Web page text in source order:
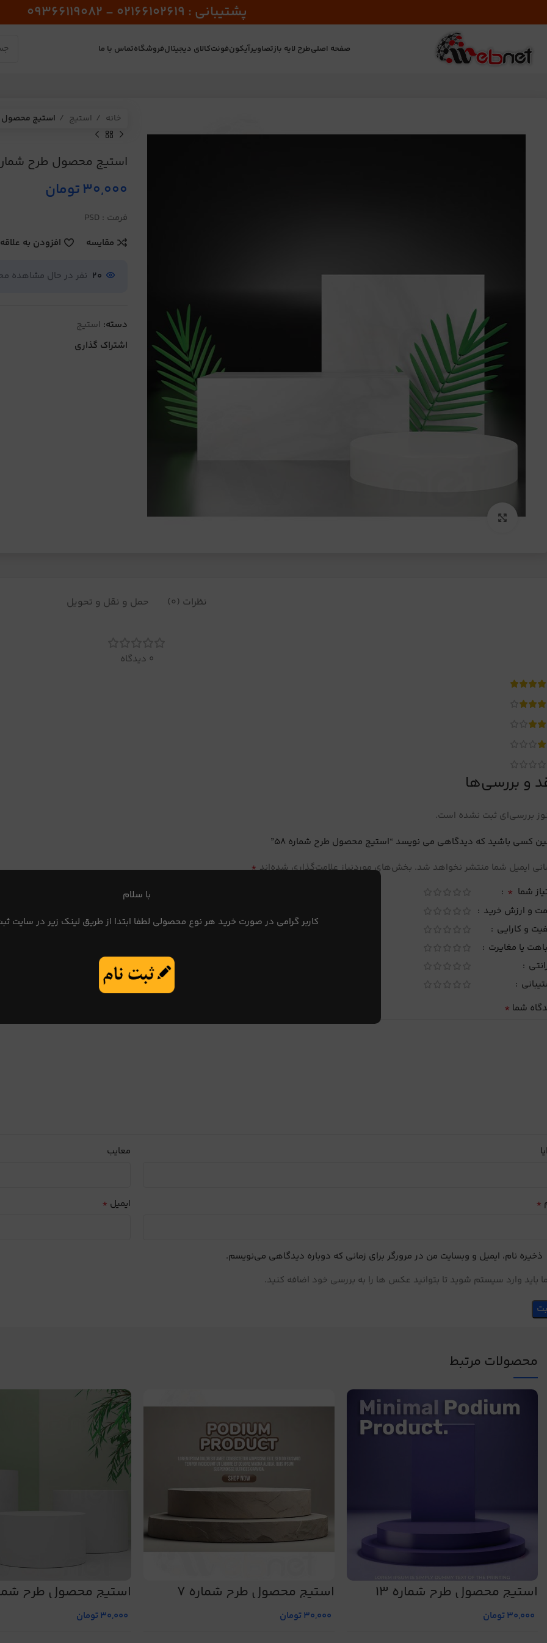
با سلام
کاربر گرامی در صورت خرید هر نوع محصولی لطفا ابتدا از طریق لینک زیر در سایت
پشتیبانی : 02166102619 - 09366119082
صفحه اصلیطرح لایه بازتصاویرآیکونفونتکالای دیجیتالفروشگاهتماس با ما
خانه استیج استیج محصول
استیج محصول طرح شماره
30,000تومان
فرمت : PSD
مقایسه
افزودن به
20 نفر در حال مشاهده
دسته: استیج
اشتراک گذاری
نظرات (0) حمل و نقل و تحویل
0 دیدگاه
و بررسی‌ها
بررسی‌ای ثبت نشده است.
کسی باشید که دیدگاهی می نویسد “استیج محصول طرح شماره 58”
ایمیل شما منتشر نخواهد شد. بخش‌های موردنیاز علامت‌گذاری شده‌اند*
شما *
و ارزش خرید
و کارایی
یا مغایرت
شما *
معایب
* ایمیل *
ذخیره نام، ایمیل و وبسایت من در مرورگر برای زمانی که دوباره دیدگاهی می‌نویسم.
باید وارد سیستم شوید تا بتوانید عکس ها را به بررسی خود اضافه کنید.
محصولات مرتبط
استیج محصول طرح شماره 13
30,000تومان
استیج محصول طرح شماره 7
30,000تومان
استیج محصول طرح
30,000تومان